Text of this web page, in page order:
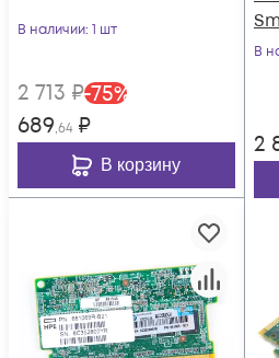
В наличии: 1 шт
2 713 ₽-75%
689,64 ₽
В корзину
В
2